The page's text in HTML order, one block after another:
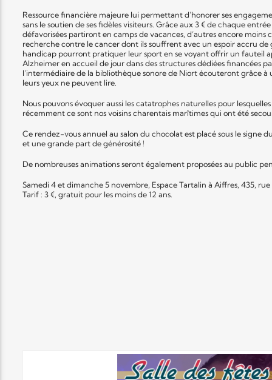
Ressource financière majeure lui permettant d’honorer ses
sans le soutien de ses fidèles visiteurs. Grâce aux 3 € de chaque
défavorisées partiront en camps de vacances, d’autres encore
recherche contre le cancer dont ils souffrent avec un espoir accru de
handicap pourront pratiquer leur sport en se voyant offrir un fauteil
Alzheimer en accueil de jour dans des structures dédiées financées
l’intermédiaire de la bibliothèque sonore de Niort écouteront grâce
leurs yeux ne peuvent lire.
Nous pouvons évoquer aussi les catatrophes naturelles pour
récemment ce sont nos voisins charentais marîtimes qui ont été
Ce rendez-vous annuel au salon du chocolat est placé sous le signe
et une grande part de générosité !
De nombreuses animations seront également proposées au public
Samedi 4 et dimanche 5 novembre, Espace Tartalin à Aiffres, 435, rue
Tarif : 3 €, gratuit pour les moins de 12 ans.